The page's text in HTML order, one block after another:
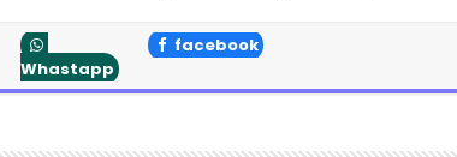
Whastapp
facebook